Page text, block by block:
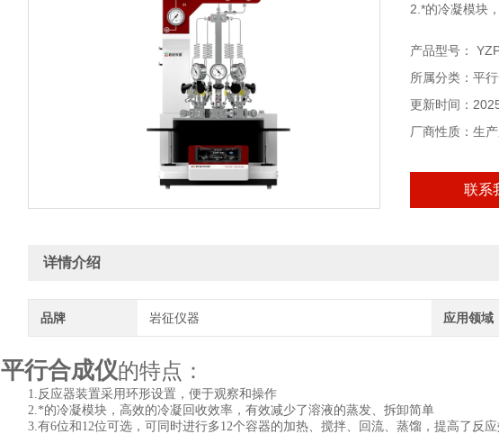
2.*的冷凝模块
产品型号：
所属分类：平
更新时间：
厂商性质：生
联系
详情介绍
品牌 岩征仪器 应用领域
平行合成仪的特点：
1.反应器装置采用环形设置，便于观察和操作
2.*的冷凝模块，高效的冷凝回收效率，有效减少了溶液的蒸发、拆卸简单
3.有6位和12位可选，可同时进行多12个容器的加热、搅拌、回流、蒸馏，提高了反